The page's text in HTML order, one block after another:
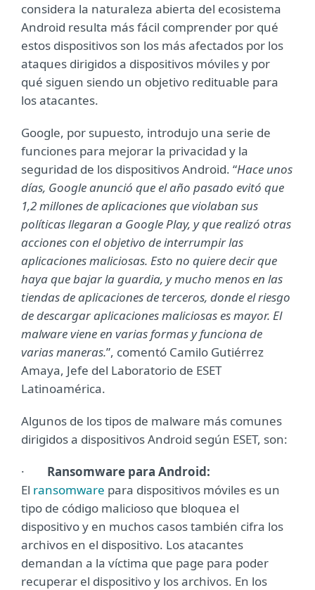
considera la naturaleza abierta del ecosistema
Android resulta más fácil comprender por qué
estos dispositivos son los más afectados por los
ataques dirigidos a dispositivos móviles y por
qué siguen siendo un objetivo redituable para
los atacantes.
Google, por supuesto, introdujo una serie de
funciones para mejorar la privacidad y la
seguridad de los dispositivos Android. “Hace unos
días, Google anunció que el año pasado evitó que
1,2 millones de aplicaciones que violaban sus
políticas llegaran a Google Play, y que realizó otras
acciones con el objetivo de interrumpir las
aplicaciones maliciosas. Esto no quiere decir que
haya que bajar la guardia, y mucho menos en las
tiendas de aplicaciones de terceros, donde el riesgo
de descargar aplicaciones maliciosas es mayor. El
malware viene en varias formas y funciona de
varias maneras.”, comentó Camilo Gutiérrez
Amaya, Jefe del Laboratorio de ESET
Latinoamérica.
Algunos de los tipos de malware más comunes
dirigidos a dispositivos Android según ESET, son:
· Ransomware para Android:
El ransomware para dispositivos móviles es un
tipo de código malicioso que bloquea el
dispositivo y en muchos casos también cifra los
archivos en el dispositivo. Los atacantes
demandan a la víctima que page para poder
recuperar el dispositivo y los archivos. En los